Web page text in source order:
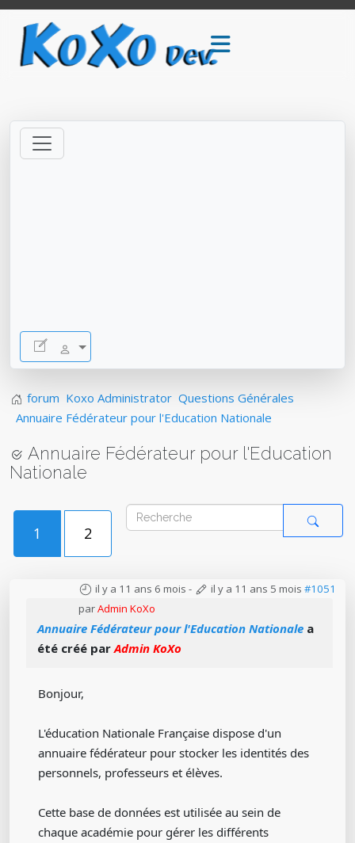
forum Koxo Administrator Questions Générales
Annuaire Fédérateur pour l'Education Nationale
Annuaire Fédérateur pour l'Education
Nationale
1 2
il y a 11 ans 6 mois - il y a 11 ans 5 mois #1051
parAdmin KoXo
Annuaire Fédérateur pour l'Education Nationale a
été créé parAdmin KoXo
Bonjour,
L'éducation Nationale Française dispose d'un
annuaire fédérateur pour stocker les identités des
personnels, professeurs et élèves.
Cette base de données est utilisée au sein de
chaque académie pour gérer les différents